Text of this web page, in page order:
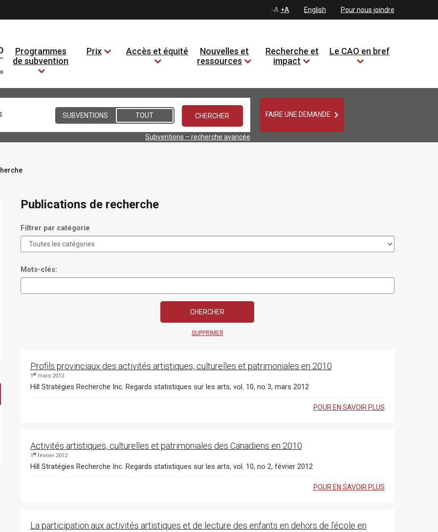
-A +A English Pour nous joindre
Programmes
de subvention
Prix Accès et équité
Nouvelles et
ressources
Recherche et
impact
Le CAO en bref
SUBVENTIONS TOUT
Subventions – recherche avancée
FAIRE UNE DEMANDE 
Publications de recherche
Filtrer par catégorie
Mots-clés:
SUPPRIMER
Profils provinciaux des activités artistiques, culturelles et patrimoniales en 2010
1 ermars 2012
Hill Stratégies Recherche Inc. Regards statistiques sur les arts, vol. 10, no 3, mars 2012
POUR EN SAVOIR PLUS
Activités artistiques, culturelles et patrimoniales des Canadiens en 2010
1 erfévrier 2012
Hill Stratégies Recherche Inc. Regards statistiques sur les arts, vol. 10, no 2, février 2012
POUR EN SAVOIR PLUS
La participation aux activités artistiques et de lecture des enfants en dehors de l’école en